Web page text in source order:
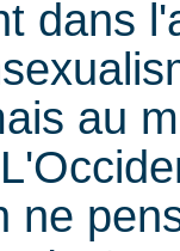
dans
au
ne